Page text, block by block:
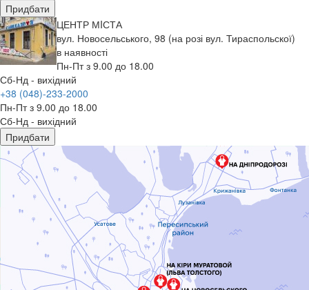
Придбати
ЦЕНТР МIСТА
вул. Новосельського, 98 (на розі вул. Тираспольскої)
в наявності
Пн-Пт з 9.00 до 18.00
Сб-Нд - вихідний
+38 (048)-233-2000
Пн-Пт з 9.00 до 18.00
Сб-Нд - вихідний
Придбати